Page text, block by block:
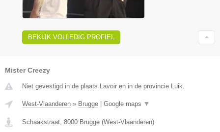
BEKIJK VOLLEDIG PROFIEL
Mister Creezy
Niet gevestigd in de plaats Lavoir en in de provincie Luik.
West-Vlaanderen » Brugge Google maps ▼
Schaakstraat, 8000 Brugge (West-Vlaanderen)